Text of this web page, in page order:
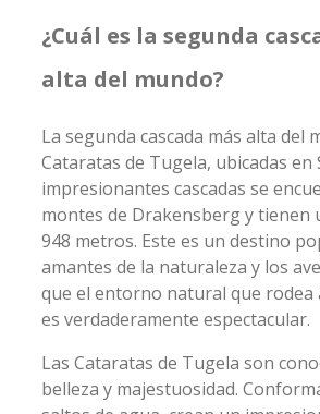
¿Cuál es la segunda
alta del mundo?
La segunda cascada más alta del
Cataratas de Tugela, ubicadas en
impresionantes cascadas se
montes de Drakensberg y tienen
948 metros. Este es un destino
amantes de la naturaleza y los
que el entorno natural que rodea
es verdaderamente espectacular.
Las Cataratas de Tugela son
belleza y majestuosidad.